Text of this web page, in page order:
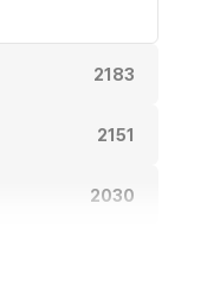
2183
2151
2030